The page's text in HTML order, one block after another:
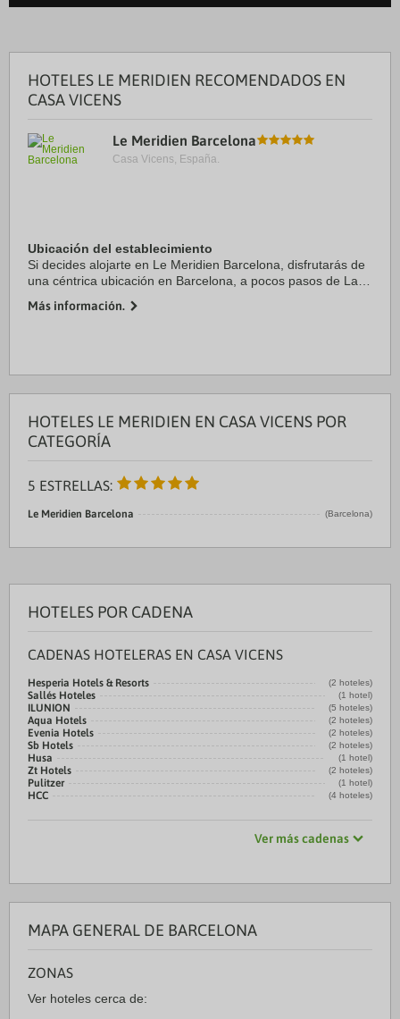
HOTELES LE MERIDIEN RECOMENDADOS EN
CASA VICENS
Le Meridien Barcelona
Casa Vicens, España.
Ubicación del establecimiento
Si decides alojarte en Le Meridien Barcelona, disfrutarás de
una céntrica ubicación en Barcelona, a pocos pasos de La
Además, este hotel de lujo se ...
Más información.
HOTELES LE MERIDIEN EN CASA VICENS POR
CATEGORÍA
5 ESTRELLAS:
Le Meridien Barcelona (Barcelona)
HOTELES POR CADENA
CADENAS HOTELERAS EN CASA VICENS
Hesperia Hotels & Resorts (2 hoteles)
Sallés Hoteles (1 hotel)
ILUNION (5 hoteles)
Aqua Hotels (2 hoteles)
Evenia Hotels (2 hoteles)
Sb Hotels (2 hoteles)
Husa (1 hotel)
Zt Hotels (2 hoteles)
Pulitzer (1 hotel)
HCC (4 hoteles)
Ver más cadenas
MAPA GENERAL DE BARCELONA
ZONAS
Ver hoteles cerca de: